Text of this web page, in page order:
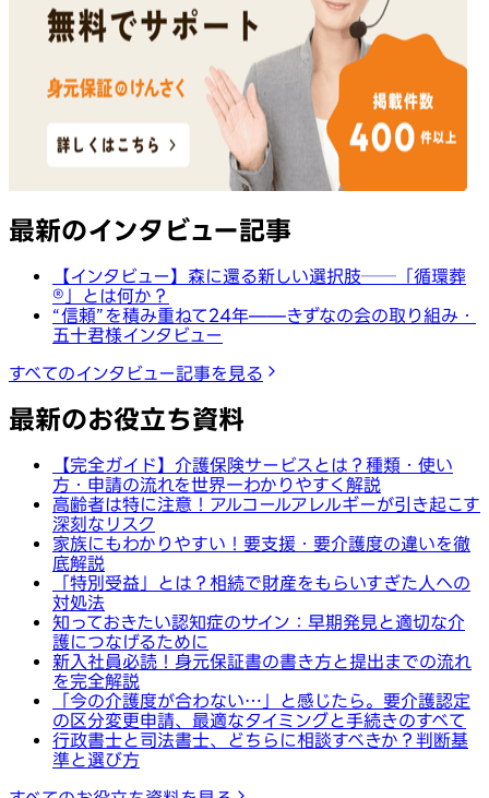
最新のインタビュー記事
【インタビュー】森に還る新しい選択肢──「循環葬
®︎」とは何か？
“信頼”を積み重ねて24年——きずなの会の取り組み・
五十君様インタビュー
すべてのインタビュー記事を見る
最新のお役立ち資料
【完全ガイド】介護保険サービスとは？種類・使い
方・申請の流れを世界一わかりやすく解説
高齢者は特に注意！アルコールアレルギーが引き起こす
深刻なリスク
家族にもわかりやすい！要支援・要介護度の違いを徹
底解説
「特別受益」とは？相続で財産をもらいすぎた人への
対処法
知っておきたい認知症のサイン：早期発見と適切な介
護につなげるために
新入社員必読！身元保証書の書き方と提出までの流れ
を完全解説
「今の介護度が合わない…」と感じたら。要介護認定
の区分変更申請、最適なタイミングと手続きのすべて
行政書士と司法書士、どちらに相談すべきか？判断基
準と選び方